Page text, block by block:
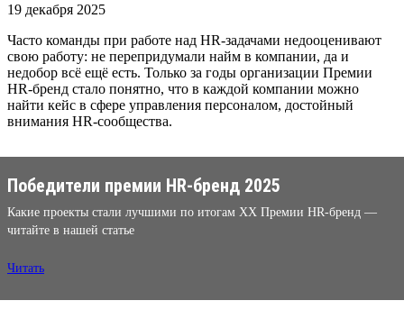
19 декабря 2025
Часто команды при работе над HR-задачами недооценивают
свою работу: не перепридумали найм в компании, да и
недобор всё ещё есть. Только за годы организации Премии
HR-бренд стало понятно, что в каждой компании можно
найти кейс в сфере управления персоналом, достойный
внимания HR-сообщества.
Победители премии HR-бренд 2025
Какие проекты стали лучшими по итогам XX Премии HR-бренд —
читайте в нашей статье
Читать